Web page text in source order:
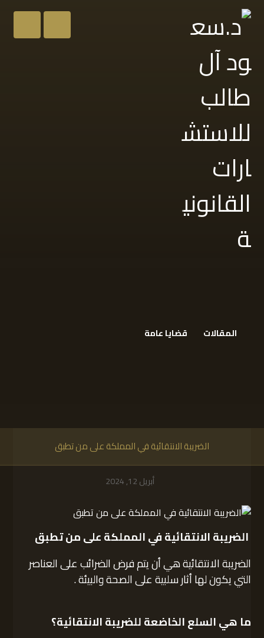
المقالات قضايا عامة
الضريبة الانتقائية في المملكة على من تطبق
أبريل 12, 2024
الضريبة الانتقائية في المملكة على من تطبق
الضريبة الانتقائية هي أن يتم فرض الضرائب على العناصر
التي يكون لها أثار سلبية على الصحة والبيئة .
ما هي السلع الخاضعة للضريبة الانتقائية؟